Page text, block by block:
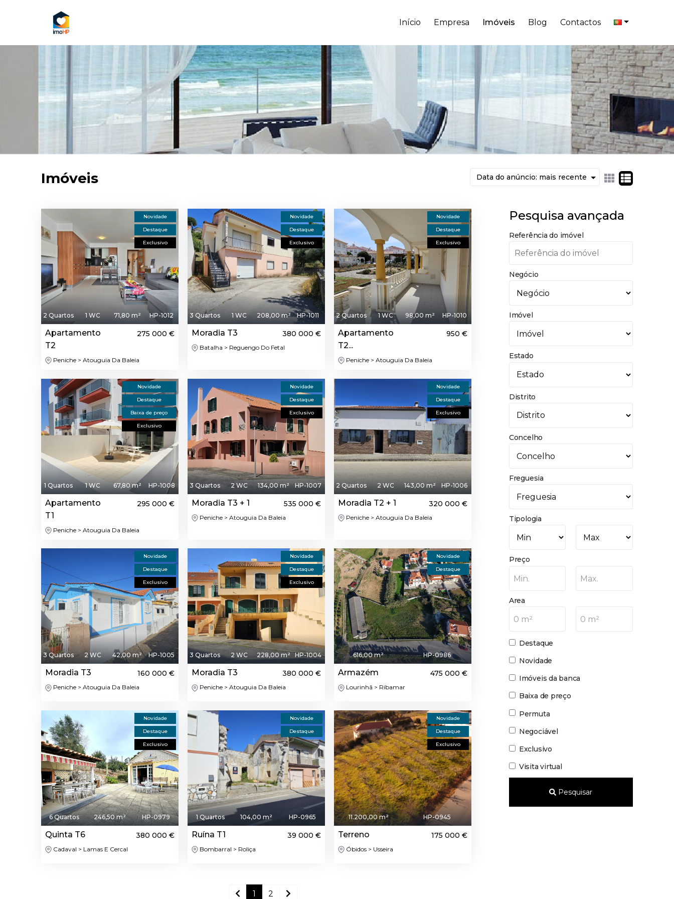
Início Empresa Imóveis Blog Contactos
Imóveis
Novidade
Destaque
Exclusivo
2 Quartos 1 WC 71,80 m² HP-1012
Apartamento
T2
275 000 €
Peniche > Atouguia Da Baleia
Novidade
Destaque
Exclusivo
3 Quartos 1 WC 208,00 m² HP-1011
Moradia T3 380 000 €
Batalha > Reguengo Do Fetal
Novidade
Destaque
Exclusivo
2 Quartos 1 WC 98,00 m² HP-1010
Apartamento
T2...
950 €
Peniche > Atouguia Da Baleia
Novidade
Destaque
Baixa de preço
Exclusivo
1 Quartos 1 WC 67,80 m² HP-1008
Apartamento
T1
295 000 €
Peniche > Atouguia Da Baleia
Novidade
Destaque
Exclusivo
3 Quartos 2 WC 134,00 m² HP-1007
Moradia T3 + 1 535 000 €
Peniche > Atouguia Da Baleia
Novidade
Destaque
Exclusivo
2 Quartos 2 WC 143,00 m² HP-1006
Moradia T2 + 1 320 000 €
Peniche > Atouguia Da Baleia
Novidade
Destaque
Exclusivo
3 Quartos 2 WC 42,00 m² HP-1005
Moradia T3 160 000 €
Peniche > Atouguia Da Baleia
Novidade
Destaque
Exclusivo
3 Quartos 2 WC 228,00 m² HP-1004
Moradia T3 380 000 €
Peniche > Atouguia Da Baleia
Novidade
Destaque
616,00 m² HP-0986
Armazém 475 000 €
Lourinhã > Ribamar
Novidade
Destaque
Exclusivo
6 Quartos 246,50 m² HP-0979
Quinta T6 380 000 €
Cadaval > Lamas E Cercal
Novidade
Destaque
1 Quartos 104,00 m² HP-0965
Ruína T1 39 000 €
Bombarral > Roliça
Novidade
Destaque
Exclusivo
11.200,00 m² HP-0945
Terreno 175 000 €
Óbidos > Usseira
1 2
Pesquisa avançada
Referência do imóvel
Negócio
Imóvel
Estado
Distrito
Concelho
Freguesia
Tipologia
Preço
Min. Max.
Area
0 m² 0 m²
Destaque
Novidade
Imóveis da banca
Baixa de preço
Permuta
Negociável
Exclusivo
Visita virtual
Pesquisar